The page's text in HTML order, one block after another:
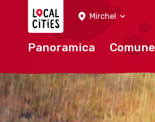
Mirchel
Panoramica Comune